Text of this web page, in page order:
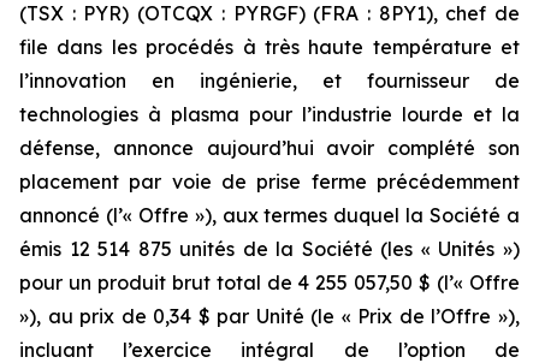
(TSX : PYR) (OTCQX : PYRGF) (FRA : 8PY1), chef de
file dans les procédés à très haute température et
l’innovation en ingénierie, et fournisseur de
technologies à plasma pour l’industrie lourde et la
défense, annonce aujourd’hui avoir complété son
placement par voie de prise ferme précédemment
annoncé (l’« Offre »), aux termes duquel la Société a
émis 12 514 875 unités de la Société (les « Unités »)
pour un produit brut total de 4 255 057,50 $ (l’« Offre
»), au prix de 0,34 $ par Unité (le « Prix de l’Offre »),
incluant l’exercice intégral de l’option de